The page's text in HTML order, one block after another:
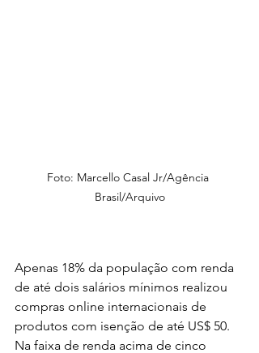
Foto: Marcello Casal Jr/Agência
Brasil/Arquivo
Apenas 18% da população com renda
de até dois salários mínimos realizou
compras online internacionais de
produtos com isenção de até US$ 50.
Na faixa de renda acima de cinco